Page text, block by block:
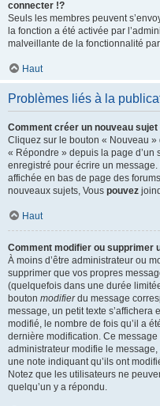
connecter !?
Seuls les membres peuvent
la fonction a été activée par
malveillante de la fonctionnalité
Haut
Problèmes liés à la
Comment créer un nouveau
Cliquez sur le bouton « Nouveau »
« Répondre » depuis la page d’un
enregistré pour écrire un
affichée en bas de page des
nouveaux sujets, Vous pouvez
Haut
Comment modifier ou supprimer
À moins d’être administrateur ou
supprimer que vos propres
(quelquefois dans une durée
bouton modifierdu message
message, un petit texte s’affichera
modifié, le nombre de fois qu’il a
dernière modification. Ce
administrateur modifie le
une note indiquant qu’ils ont
Notez que les utilisateurs ne
quelqu’un y a répondu.